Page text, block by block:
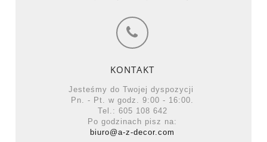
KONTAKT
Jesteśmy do Twojej dyspozycji
Pn. - Pt. w godz. 9:00 - 16:00.
Tel.: 605 108 642
Po godzinach pisz na:
biuro@a-z-decor.com